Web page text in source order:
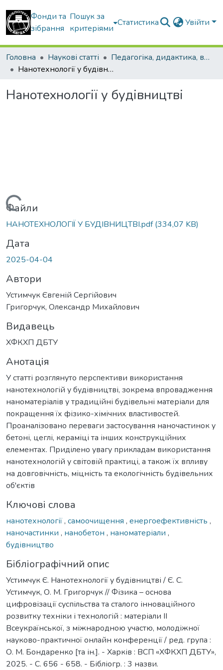
Фонди та
зібрання
Пошук за
критеріями
Статистика Увійти
Головна Наукові статті
Педагогіка, дидактика, вища освіта
Нанотехнології у будівництві
Нанотехнології у будівництві
Вантажиться...
Файли
НАНОТЕХНОЛОГІЇ У БУДІВНИЦТВІ.pdf(334,07 KB)
Дата
2025-04-04
Автори
Устимчук Євгеній Сергійович
Григорчук, Олександр Михайлович
Видавець
ХФКХП ДБТУ
Анотація
У статті розглянуто перспективи використання
нанотехнологій у будівництві, зокрема впровадження
наноматеріалів у традиційні будівельні матеріали для
покращення їх фізико-хімічних властивостей.
Проаналізовано переваги застосування наночастинок у
бетоні, цеглі, кераміці та інших конструкційних
елементах. Приділено увагу прикладам використання
нанотехнологій у світовій практиці, а також їх впливу
на довговічність, міцність та екологічність будівельних
об'єктів
Ключові слова
нанотехнології, самоочищення , енергоефективність ,
наночастинки , нанобетон , наноматеріали ,
будівництво
Бібліографічний опис
Устимчук Є. Нанотехнології у будівництві / Є. С.
Устимчук, О. М. Григорчук // Фізика – основа
цифровізації суспільства та сталого інноваційного
розвитку техніки і технологій : матеріали ІІ
Всеукраїнської, з міжнародною участю, молодіжної
науково-практичної онлайн конференції / ред. група :
О. М. Бондаренко [та ін.]. - Харків : ВСП «ХФКХП ДБТУ»,
2025. - С. 656 - 658. - Бібліогр. : 3 назви.